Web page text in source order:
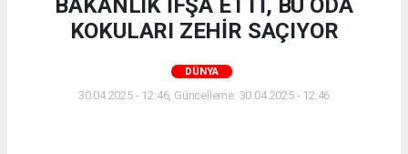
BAKANLIK İFŞA ETTİ, BU ODA
KOKULARI ZEHİR SAÇIYOR
DÜNYA
30.04.2025 - 12:46, Güncelleme: 30.04.2025 - 12:46